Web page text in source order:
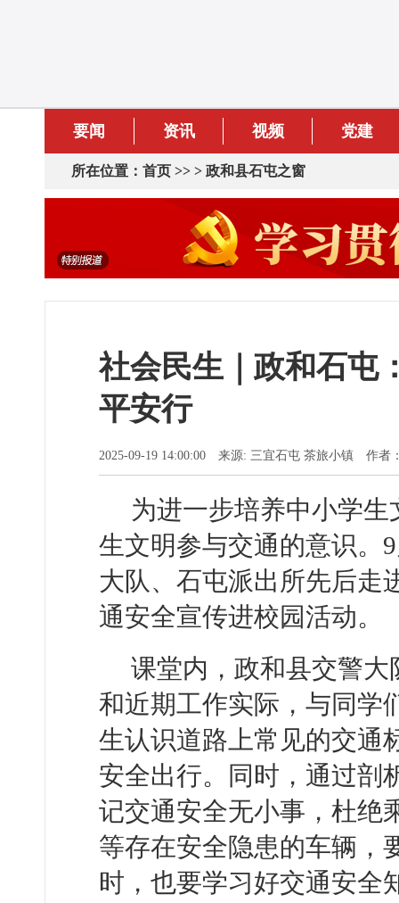
要闻 资讯 视频 党建
所在位置： 首页 >> > 政和县石屯之窗
社会民生｜政和石屯
平安行
2025-09-19 14:00:00 来源: 三宜石屯 茶旅小镇 作者
为进一步培养中小学
生文明参与交通的意识。
大队、石屯派出所先后走
通安全宣传进校园活动。
课堂内，政和县交警
和近期工作实际，与同学
生认识道路上常见的交通
安全出行。同时，通过剖
记交通安全无小事，杜绝
等存在安全隐患的车辆，
时，也要学习好交通安全